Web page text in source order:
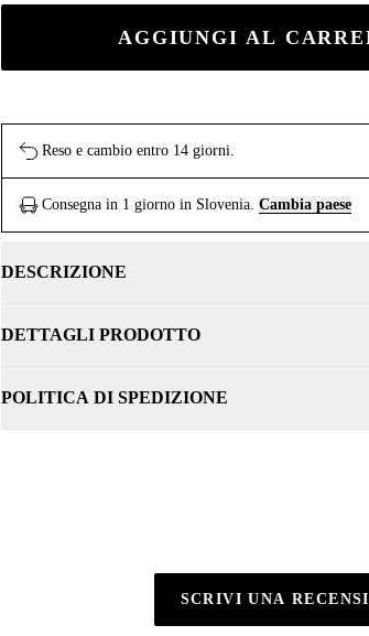
AGGIUNGI AL
Reso e cambio entro 14 giorni.
Consegna in 1 giorno in Slovenia. Cambia paese
DESCRIZIONE
DETTAGLI PRODOTTO
POLITICA DI SPEDIZIONE
SCRIVI UNA